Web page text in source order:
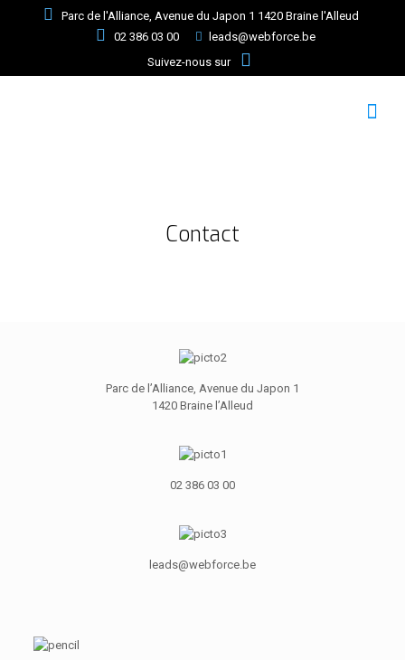
Parc de l'Alliance, Avenue du Japon 1 1420 Braine l'Alleud
02 386 03 00
leads@webforce.be
Suivez-nous sur
Contact
Parc de l’Alliance, Avenue du Japon 1
1420 Braine l’Alleud
02 386 03 00
leads@webforce.be